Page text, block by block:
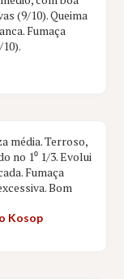
(9/10). Queima
Fumaça
média. Terroso,
no 1⁰ 1/3. Evolui
Fumaça
Bom
Kosop